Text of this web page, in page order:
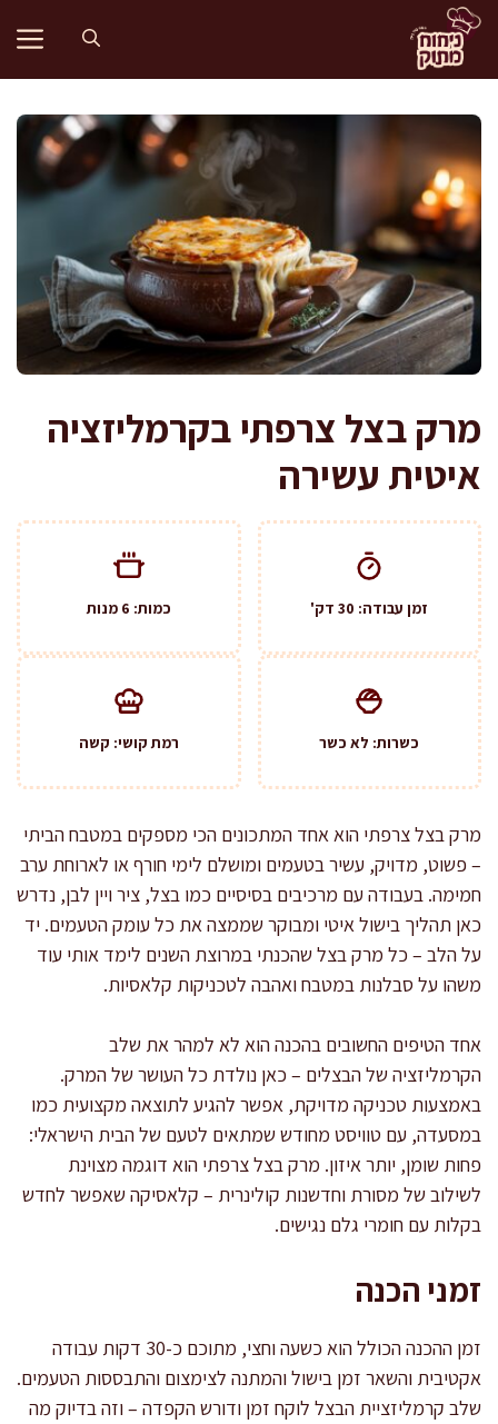
לדלג
לתוכן
מרק בצל צרפתי בקרמליזציה
איטית עשירה
זמן עבודה: 30 דק' כמות: 6 מנות
כשרות: לא כשר רמת קושי: קשה
מרק בצל צרפתי הוא אחד המתכונים הכי מספקים במטבח הביתי
– פשוט, מדויק, עשיר בטעמים ומושלם לימי חורף או לארוחת ערב
חמימה. בעבודה עם מרכיבים בסיסיים כמו בצל, ציר ויין לבן, נדרש
כאן תהליך בישול איטי ומבוקר שממצה את כל עומק הטעמים. יד
על הלב – כל מרק בצל שהכנתי במרוצת השנים לימד אותי עוד
משהו על סבלנות במטבח ואהבה לטכניקות קלאסיות.
אחד הטיפים החשובים בהכנה הוא לא למהר את שלב
הקרמליזציה של הבצלים – כאן נולדת כל העושר של המרק.
באמצעות טכניקה מדויקת, אפשר להגיע לתוצאה מקצועית כמו
במסעדה, עם טוויסט מחודש שמתאים לטעם של הבית הישראלי:
פחות שומן, יותר איזון. מרק בצל צרפתי הוא דוגמה מצוינת
לשילוב של מסורת וחדשנות קולינרית – קלאסיקה שאפשר לחדש
בקלות עם חומרי גלם נגישים.
זמני הכנה
זמן ההכנה הכולל הוא כשעה וחצי, מתוכם כ-30 דקות עבודה
אקטיבית והשאר זמן בישול והמתנה לצימצום והתבססות הטעמים.
שלב קרמליזציית הבצל לוקח זמן ודורש הקפדה – וזה בדיוק מה